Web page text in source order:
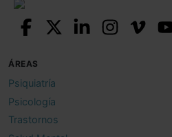
ÁREAS
Psiquiatría
Psicología
Trastornos